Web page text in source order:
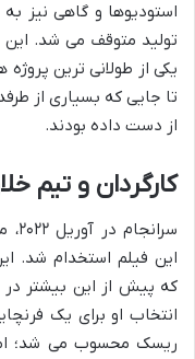
استودیوها و گاهی نیز
تولید متوقف می شد. این
یکی از طولانی ترین
تا جایی که بسیاری از
از دست داده بودند.
کارگردان و تیم
این فیلم استخدام شد.
که پیش از این بیشتر در
انتخاب او برای یک
ریسک محسوب می شد؛